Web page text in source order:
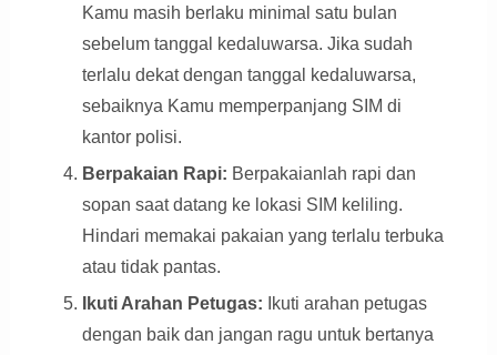
Kamu masih berlaku minimal satu bulan
sebelum tanggal kedaluwarsa. Jika sudah
terlalu dekat dengan tanggal kedaluwarsa,
sebaiknya Kamu memperpanjang SIM di
kantor polisi.
Berpakaian Rapi: Berpakaianlah rapi dan
sopan saat datang ke lokasi SIM keliling.
Hindari memakai pakaian yang terlalu terbuka
atau tidak pantas.
Ikuti Arahan Petugas: Ikuti arahan petugas
dengan baik dan jangan ragu untuk bertanya